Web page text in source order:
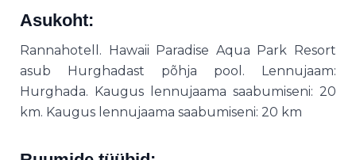
Asukoht:
Rannahotell. Hawaii Paradise Aqua Park Resort
asub Hurghadast põhja pool. Lennujaam:
Hurghada. Kaugus lennujaama saabumiseni: 20
km. Kaugus lennujaama saabumiseni: 20 km